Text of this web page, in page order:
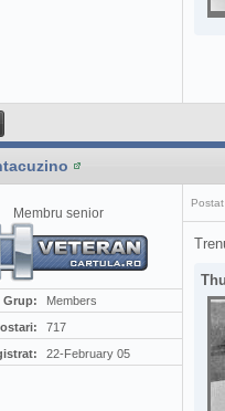
Membru senior
Grup:
Members
717
22-February 05
Postat